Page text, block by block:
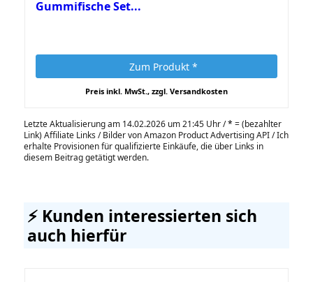
Gummifische Set...
Zum Produkt *
Preis inkl. MwSt., zzgl. Versandkosten
Letzte Aktualisierung am 14.02.2026 um 21:45 Uhr /* = (bezahlter
Link) Affiliate Links / Bilder von Amazon Product Advertising API / Ich
erhalte Provisionen für qualifizierte Einkäufe, die über Links in
diesem Beitrag getätigt werden.
⚡️ Kunden interessierten sich
auch hierfür